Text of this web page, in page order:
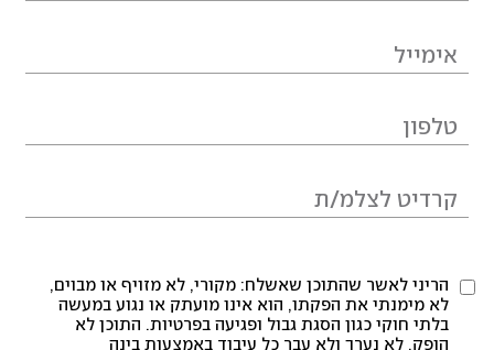
הריני לאשר שהתוכן שאשלח: מקורי, לא מזויף או מבוים,
לא מימנתי את הפקתו, הוא אינו מועתק או נגוע במעשה
בלתי חוקי כגון הסגת גבול ופגיעה בפרטיות. התוכן לא
הופק, לא נערך ולא עבר כל עיבוד באמצעות בינה